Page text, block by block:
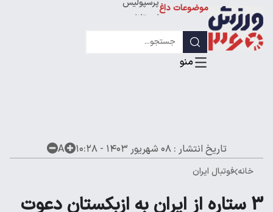
موضوعات داغپرسپولیس
لیگ قهرمانان
تاریخ انتشار :۰۸ شهریور ۱۴۰۳ - ۱۰:۲۸ A
خانه فوتبال ایران
3 ستاره از ایران به ازبکستان دعوت